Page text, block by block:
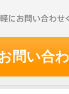
問い合